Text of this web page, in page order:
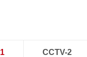
CCTV-2